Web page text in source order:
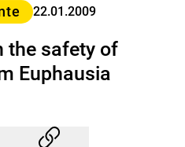
22.01.2009
the safety of
Euphausia